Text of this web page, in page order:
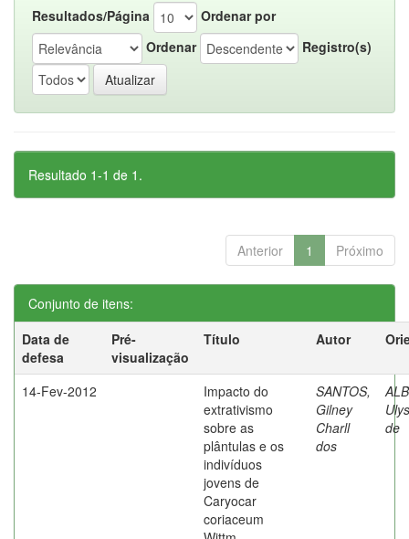
Resultados/Página
Ordenar por
Ordenar
Registro(s)
Resultado 1-1 de 1.
Anterior 1 Próximo
Conjunto de itens:
Data de
defesa
Pré-
visualização
Título Autor
14-Fev-2012
Impacto do
extrativismo
sobre as
plântulas e os
indivíduos
jovens de
Caryocar
coriaceum
SANTOS,
Gilney
Charll
dos
de